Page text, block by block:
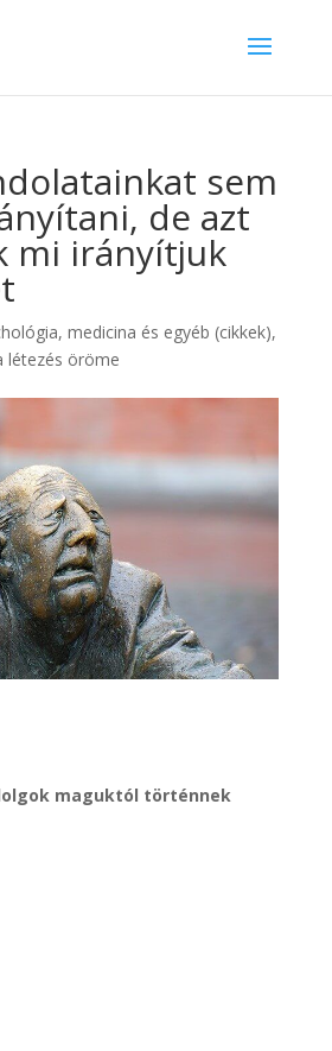
sem
de azt
mi irányítjuk
medicina és egyéb (cikkek),
létezés öröme
maguktól történnek